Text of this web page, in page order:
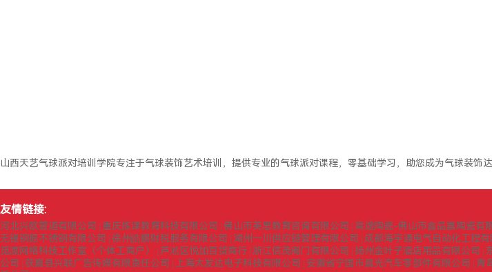
山西天艺气球派对培训学院专注于气球装饰艺术培训，提供专业的气球派对课程，零基础学习，助您成为气球装饰达
友情链接:
河北兴欧管道有限公司 重庆拣课教育科技有限公司 佛山市英思教育咨询有限公司 高途陶瓷-佛山市鑫品嘉陶瓷有
无锡钢振不锈钢有限公司
徐州皓鹏财税服务有限公司 湖州一川供应链管理有限公司 成都海宇通电气自动化工程有
觅渡网络科技工作室（个体工商户）
芦淞区悦加百货商行 浙江信茂阀门有限公司 扬州金叶子酒店用品有限公司
公司
获嘉县兴联广告传媒有限责任公司 上海太发达电子科技有限公司 安徽省宁国市晨光汽车零部件有限公司 青